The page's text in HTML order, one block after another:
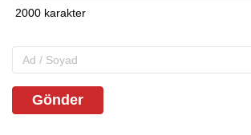
Gönder